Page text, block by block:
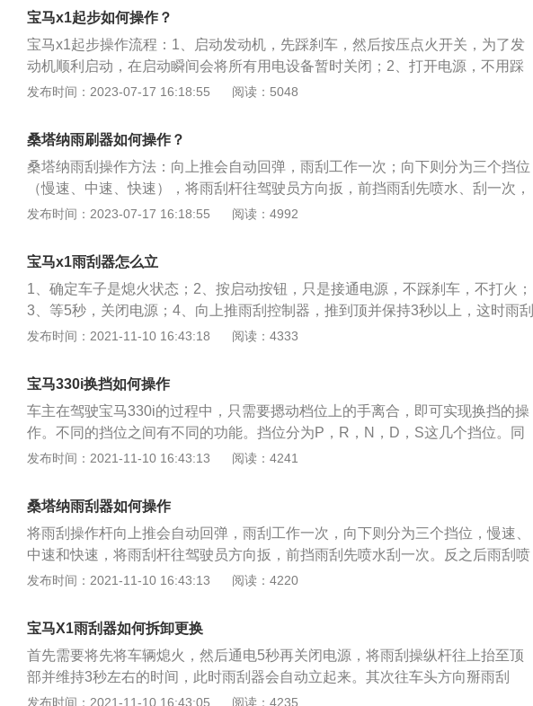
其复位即可。更换雨刮注意事项：1、要在电源关闭的情况下操作替换雨刮；2、
拉起雨刮器后，下面要垫东西，防止玻璃被打烂。以宝马X7为例，其车身尺寸分
别为车长5163mm，车宽2000mm，车高1835mm，轴距达到3105mm。宝马X7
有xDrive40和xDrive50i两种动力配置车型，分别搭载3.0L涡轮增压直列六缸发动
机和4.4L双涡轮增压V8发动机，传动方面，均匹配8速自动变速箱和四驱系统。
宝马x1起步如何操作？
宝马x1起步操作流程：1、启动发动机，先踩刹车，然后按压点火开关，为了发
动机顺利启动，在启动瞬间会将所有用电设备暂时关闭；2、打开电源，不用踩
下刹车踏板，直接按下一键启动按键，要关闭点火开关时，再次按下按钮，转速
mm、1620mm，轴距为2780mm。在动力方面，宝马X1搭载1.5T和2.0T两款发
动机，其中1.5T车型的最大功率为103千瓦，最大扭矩为220牛米；2.0T车型的最
大功率为141千瓦，最大扭矩为280牛米。
发布时间：2023-07-17 16:18:55 阅读：5048
桑塔纳雨刷器如何操作？
桑塔纳雨刮操作方法：向上推会自动回弹，雨刮工作一次；向下则分为三个挡位
（慢速、中速、快速），将雨刮杆往驾驶员方向扳，前挡雨刮先喷水、刮一次，
反之、后雨刮喷水、刮一次。雨刮器的动力源来自电动机，是整个雨刮器系统的
杆机械部分做成一体。桑塔纳的长宽高分别是4475毫米、1706毫米、1469毫
米，轴距为2603毫米，桑塔纳是一款紧凑型轿车，使用了一款代号为ea211dlf的
1.5升自然吸气发动机。
发布时间：2023-07-17 16:18:55 阅读：4992
宝马x1雨刮器怎么立
1、确定车子是熄火状态；2、按启动按钮，只是接通电源，不踩刹车，不打火；
3、等5秒，关闭电源；4、向上推雨刮控制器，推到顶并保持3秒以上，这时雨刮
就会竖起来了，然后掰开就可以了。1、挡风玻璃干燥时不得接通雨刷开关，若
片摩擦阻力较大，可能损伤刮片或烧坏雨刮器电机。2、雨刮器电机多为永磁电
机，电机的磁极采用陶瓷材料，受冲击易损坏。因此，一般不要随意拆下电机。
若确需拆下，应避免使电机从高处跌落或受碰撞。3、雨刮器电机多为封闭式，
不可随意拆卸。必须拆卸维护时，应保持内清洁，不要让铁屑等污物落入机壳
内。装配时各部位的配合不可过紧，以免转动阻力过大而烧坏电机，同时在含油
结冰冻结或雪中被雪团卡住时，不可强行接通雨刮器开关，应清除冰块、雪团后
方可使用，以免烧毁雨刮器电机。5、定期检查雨刮器刮片，若有严重磨损或脏
污，应清洗时，可用蘸有酒精或清洗剂的棉布沿长度方向擦去刮片上的污物。刮
发布时间：2021-11-10 16:43:18 阅读：4333
宝马330i换挡如何操作
车主在驾驶宝马330i的过程中，只需要摁动档位上的手离合，即可实现换挡的操
作。不同的挡位之间有不同的功能。挡位分为P，R，N，D，S这几个挡位。同
时还有L，M和B等挡位供特种驾驶使用。P档是驻车档，当车主停车之后，需要
后，车辆将开启倒车模式。如果车主要使用这个挡位，请将车辆完全停好。N档
意思是空挡，此时发动机处于怠速状态。而D档属于前进挡，当车主使用这个挡
位时，车主踩油门即可前进。S档时运动档，此挡位车辆加速性能提升，速度提
升。但是油耗也较大。而L档属于上坡档，此时车辆会自动处于低档位，发动机
扭矩输出较大。
发布时间：2021-11-10 16:43:13 阅读：4241
桑塔纳雨刮器如何操作
将雨刮操作杆向上推会自动回弹，雨刮工作一次，向下则分为三个挡位，慢速、
中速和快速，将雨刮杆往驾驶员方向扳，前挡雨刮先喷水刮一次。反之后雨刮喷
水，刮一次。一般为了方便操作，开关都设在方向盘的下面。开关一般有四挡，
一下是点刷，按一下雨刷动作一次。向上抬一档是间歇，雨刷每隔几秒钟动作一
次，适用于小雨。向上抬两档是慢刷，适用于中雨。向上抬三档是快刷，适用于
大雨。另外，向发动机方向按下去，是喷玻璃水清洗。一边喷水，雨刷会自动动
作三次。大众桑塔纳车型雨刷的自动间歇工作挡位是可以调节摆动频率的，让雨
发布时间：2021-11-10 16:43:13 阅读：4220
宝马X1雨刮器如何拆卸更换
首先需要将先将车辆熄火，然后通电5秒再关闭电源，将雨刮操纵杆往上抬至顶
部并维持3秒左右的时间，此时雨刮器会自动立起来。其次往车头方向掰雨刮
器，同时将雨刮片的按钮往下按压然后往上拔出取下。之后再将固定胶条的两个
发布时间：2021-11-10 16:43:05 阅读：4235